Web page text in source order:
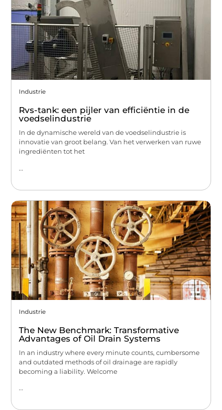
Industrie
Rvs-tank: een pijler van efficiëntie in de
voedselindustrie
In de dynamische wereld van de voedselindustrie is
innovatie van groot belang. Van het verwerken van ruwe
ingrediënten tot het
...
Industrie
The New Benchmark: Transformative
Advantages of Oil Drain Systems
In an industry where every minute counts, cumbersome
and outdated methods of oil drainage are rapidly
becoming a liability. Welcome
...